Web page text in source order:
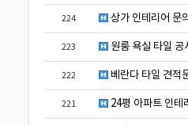
224 상가 인테리어 문
223 원룸 욕실 타일 공
222 베란다 타일 견적
221 24평 아파트 인테